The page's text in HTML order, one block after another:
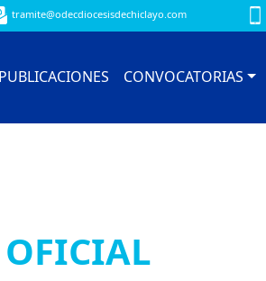
tramite@odecdiocesisdechiclayo.com
PUBLICACIONES CONVOCATORIAS